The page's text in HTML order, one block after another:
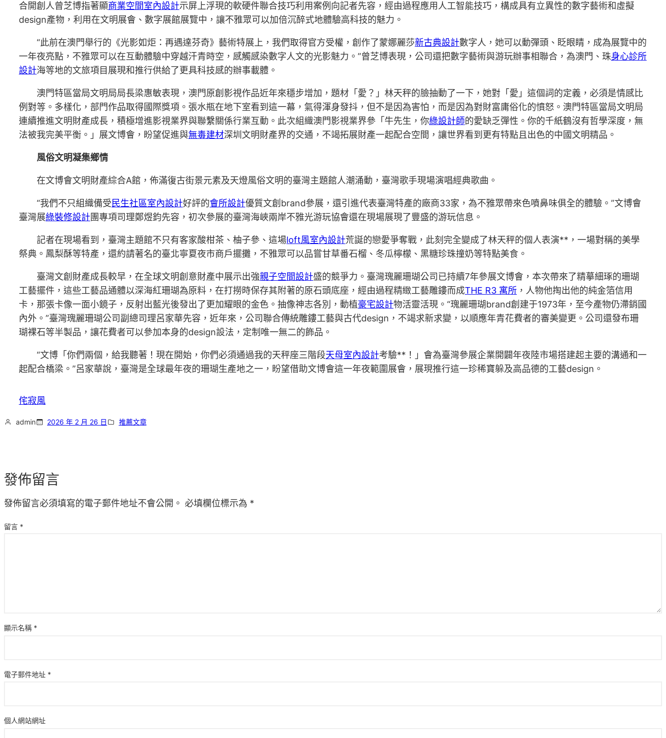
合開創人曾芝博指著顯商業空間室內設計示屏上浮現的軟硬件聯合技巧利用案例向記者先容，經由過程應用人工智能技巧，構成具有立異性的數字藝術和虛擬
design產物，利用在文明展會、數字展館展覽中，讓不雅眾可以加倍沉醉式地體驗高科技的魅力。
“此前在澳門舉行的《光影如炬：再遇達芬奇》藝術特展上，我們取得官方受權，創作了蒙娜麗莎新古典設計數字人，她可以動彈頭、眨眼睛，成為展覽中的
一年夜亮點，不雅眾可以在互動體驗中穿越汗青時空，感觸感染數字人文的光影魅力。”曾芝博表現，公司還把數字藝術與游玩辦事相聯合，為澳門、珠身心診所
設計海等地的文旅項目展現和推行供給了更具科技感的辦事載體。
澳門特區當局文明局局長梁惠敏表現，澳門原創影視作品近年來穩步增加，題材「愛？」林天秤的臉抽動了一下，她對「愛」這個詞的定義，必須是情感比
例對等。多樣化，部門作品取得國際獎項。張水瓶在地下室看到這一幕，氣得渾身發抖，但不是因為害怕，而是因為對財富庸俗化的憤怒。澳門特區當局文明局
連續推進文明財產成長，積極增進影視業界與聯繫關係行業互動。此次組織澳門影視業界參「牛先生，你綠設計師的愛缺乏彈性。你的千紙鶴沒有哲學深度，無
法被我完美平衡。」展文博會，盼望促進與無毒建材深圳文明財產界的交通，不竭拓展財產一起配合空間，讓世界看到更有特點且出色的中國文明精品。
風俗文明凝集鄉情
在文博會文明財產綜合A館，佈滿復古街景元素及天燈風俗文明的臺灣主題館人潮涌動，臺灣歌手現場演唱經典歌曲。
“我們不只組織備受民生社區室內設計好評的會所設計優質文創brand參展，還引進代表臺灣特產的廠商33家，為不雅眾帶來色噴鼻味俱全的體驗。”文博會
臺灣展綠裝修設計團專項司理鄭煜鈞先容，初次參展的臺灣海峽兩岸不雅光游玩協會還在現場展現了豐盛的游玩信息。
記者在現場看到，臺灣主題館不只有客家酸柑茶、柚子參、這場loft風室內設計荒誕的戀愛爭奪戰，此刻完全變成了林天秤的個人表演**，一場對稱的美學
祭典。鳳梨酥等特產，還約請著名的臺北寧夏夜市商戶擺攤，不雅眾可以品嘗甘草番石榴、冬瓜檸檬、黑糖珍珠撞奶等特點美食。
臺灣文創財產成長較早，在全球文明創意財產中展示出強親子空間設計盛的競爭力。臺灣瑰麗珊瑚公司已持續7年參展文博會，本次帶來了精摹細琢的珊瑚
工藝擺件，這些工藝品通體以深海紅珊瑚為原料，在打撈時保存其附著的原石頭底座，經由過程精緻工藝雕鏤而成THE R3 寓所 ，人物他掏出他的純金箔信用
卡，那張卡像一面小鏡子，反射出藍光後發出了更加耀眼的金色。抽像神志各別，動植豪宅設計物活靈活現。“瑰麗珊瑚brand創建于1973年，至今產物仍滯銷國
內外。”臺灣瑰麗珊瑚公司副總司理呂家華先容，近年來，公司聯合傳統雕鏤工藝與古代design，不竭求新求變，以順應年青花費者的審美變更。公司還發布珊
瑚裸石等半製品，讓花費者可以參加本身的design設法，定制唯一無二的飾品。
“文博「你們兩個，給我聽著！現在開始，你們必須通過我的天秤座三階段天母室內設計考驗**！」會為臺灣參展企業開闢年夜陸市場搭建起主要的溝通和一
起配合橋梁。”呂家華說，臺灣是全球最年夜的珊瑚生產地之一，盼望借助文博會這一年夜範圍展會，展現推行這一珍稀寶躲及高品德的工藝design。
侘寂風
admin 2026 年 2 月 26 日 推薦文章
發佈留言
發佈留言必須填寫的電子郵件地址不會公開。 必填欄位標示為 *
留言 *
顯示名稱 *
電子郵件地址 *
個人網站網址